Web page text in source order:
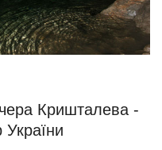
Кришталева -